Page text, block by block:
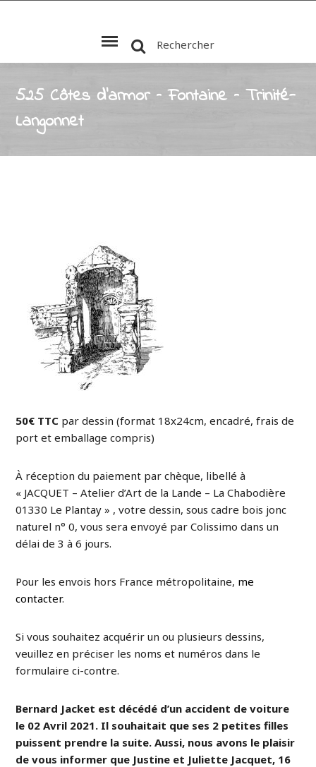
Rechercher
525 Côtes d’armor – Fontaine – Trinité-
Langonnet
50€ TTC par dessin (format 18x24cm, encadré, frais de
port et emballage compris)
À réception du paiement par chèque, libellé à
« JACQUET – Atelier d’Art de la Lande – La Chabodière
01330 Le Plantay » , votre dessin, sous cadre bois jonc
naturel n° 0, vous sera envoyé par Colissimo dans un
délai de 3 à 6 jours.
Pour les envois hors France métropolitaine, me
contacter.
Si vous souhaitez acquérir un ou plusieurs dessins,
veuillez en préciser les noms et numéros dans le
formulaire ci-contre.
Bernard Jacket est décédé d’un accident de voiture
le 02 Avril 2021. Il souhaitait que ses 2 petites filles
puissent prendre la suite. Aussi, nous avons le plaisir
de vous informer que Justine et Juliette Jacquet, 16